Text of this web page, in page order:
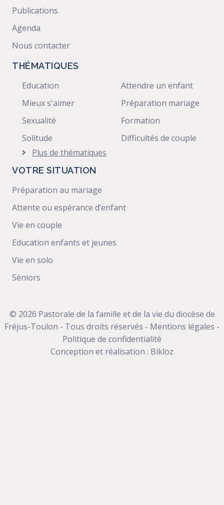
Publications
Agenda
Nous contacter
THÉMATIQUES
Education
Mieux s'aimer
Sexualité
Solitude
Attendre un enfant
Préparation mariage
Formation
Difficultés de couple
Plus de thématiques
VOTRE SITUATION
Préparation au mariage
Attente ou espérance d’enfant
Vie en couple
Education enfants et jeunes
Vie en solo
Séniors
© 2026 Pastorale de la famille et de la vie du diocèse de
Fréjus-Toulon - Tous droits réservés - Mentions légales -
Politique de confidentialité
Conception et réalisation : Bikloz